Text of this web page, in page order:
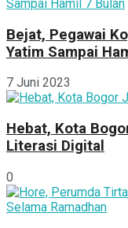
Bejat, Pegawai
Yatim Sampai
7 Juni 2023
Hebat, Kota
Literasi Digital
0